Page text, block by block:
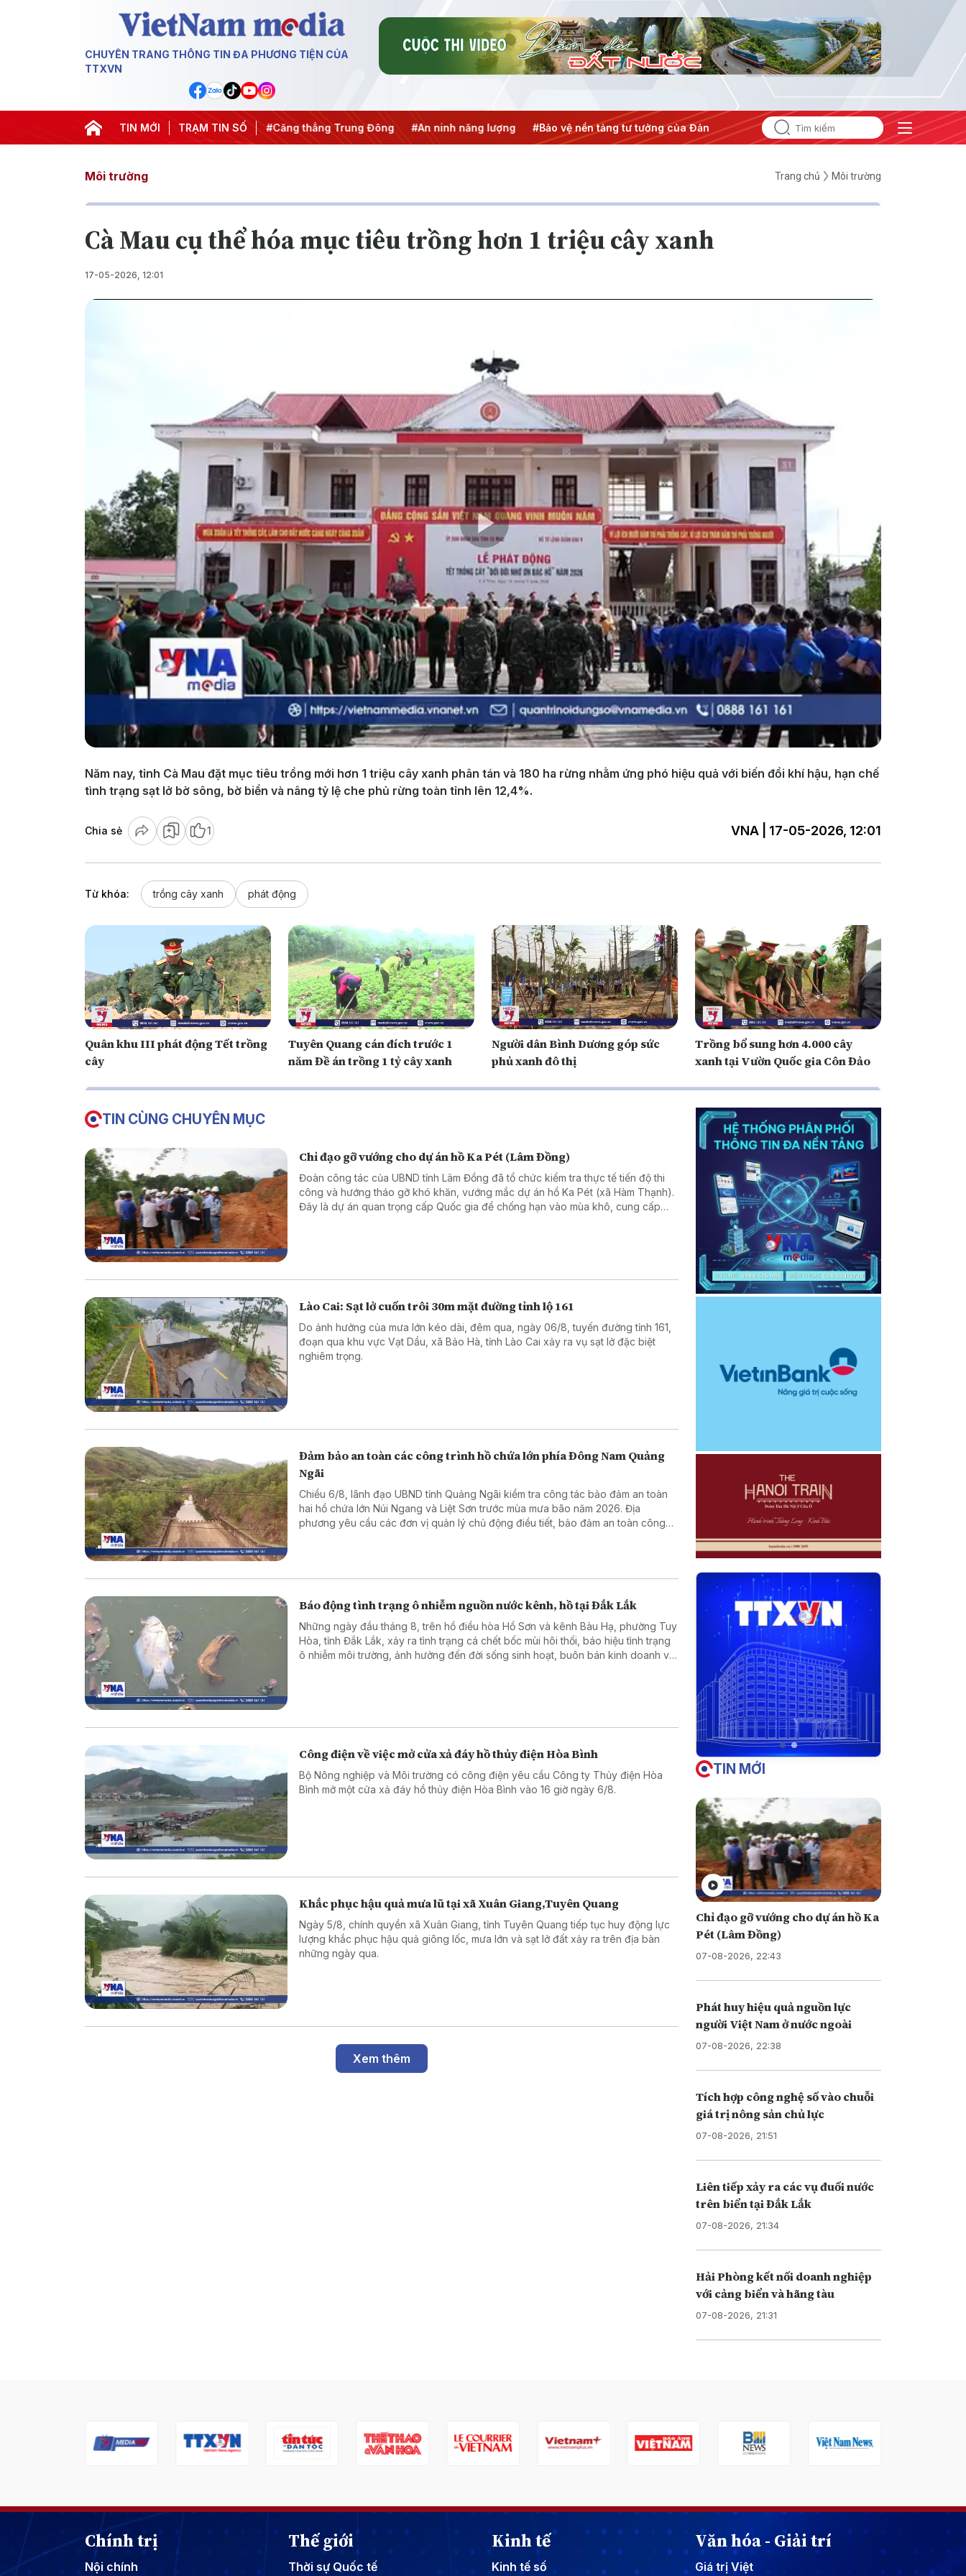
CHUYÊN TRANG THÔNG TIN ĐA PHƯƠNG TIỆN CỦA
TTXVN
TIN MỚI TRẠM TIN SỐ
#Chống khai thác IUU #Căng thẳng Trung Đông #An ninh năng lượng #Bảo vệ nền tảng tư tưởng của Đảng #Hội nghị Trung ương 3
Môi trường Trang chủ Môi trường
Cà Mau cụ thể hóa mục tiêu trồng hơn 1 triệu cây xanh
17-05-2026, 12:01
Play
Video
Năm nay, tỉnh Cà Mau đặt mục tiêu trồng mới hơn 1 triệu cây xanh phân tán và 180 ha rừng nhằm ứng phó hiệu quả với biến đổi khí hậu, hạn chế
tình trạng sạt lở bờ sông, bờ biển và nâng tỷ lệ che phủ rừng toàn tỉnh lên 12,4%.
Chia sẻ 1 VNA | 17-05-2026, 12:01
Từ khóa: trồng cây xanh phát động
Quân khu III phát động Tết trồng
cây
Tuyên Quang cán đích trước 1
năm Đề án trồng 1 tỷ cây xanh
Người dân Bình Dương góp sức
phủ xanh đô thị
Trồng bổ sung hơn 4.000 cây
xanh tại Vườn Quốc gia Côn Đảo
TIN CÙNG CHUYÊN MỤC
Chỉ đạo gỡ vướng cho dự án hồ Ka Pét (Lâm Đồng)
Đoàn công tác của UBND tỉnh Lâm Đồng đã tổ chức kiểm tra thực tế tiến độ thi
công và hướng tháo gỡ khó khăn, vướng mắc dự án hồ Ka Pét (xã Hàm Thạnh).
Đây là dự án quan trọng cấp Quốc gia để chống hạn vào mùa khô, cung cấp
Lào Cai: Sạt lở cuốn trôi 30m mặt đường tỉnh lộ 161
Do ảnh hưởng của mưa lớn kéo dài, đêm qua, ngày 06/8, tuyến đường tỉnh 161,
đoạn qua khu vực Vạt Dầu, xã Bảo Hà, tỉnh Lào Cai xảy ra vụ sạt lở đặc biệt
nghiêm trọng.
Đảm bảo an toàn các công trình hồ chứa lớn phía Đông Nam Quảng
Ngãi
Chiều 6/8, lãnh đạo UBND tỉnh Quảng Ngãi kiểm tra công tác bảo đảm an toàn
hai hồ chứa lớn Núi Ngang và Liệt Sơn trước mùa mưa bão năm 2026. Địa
phương yêu cầu các đơn vị quản lý chủ động điều tiết, bảo đảm an toàn công
Báo động tình trạng ô nhiễm nguồn nước kênh, hồ tại Đắk Lắk
Những ngày đầu tháng 8, trên hồ điều hòa Hồ Sơn và kênh Bàu Hạ, phường Tuy
Hòa, tỉnh Đắk Lắk, xảy ra tình trạng cá chết bốc mùi hôi thối, báo hiệu tình trạng
ô nhiễm môi trường, ảnh hưởng đến đời sống sinh hoạt, buôn bán kinh doanh và
Công điện về việc mở cửa xả đáy hồ thủy điện Hòa Bình
Bộ Nông nghiệp và Môi trường có công điện yêu cầu Công ty Thủy điện Hòa
Bình mở một cửa xả đáy hồ thủy điện Hòa Bình vào 16 giờ ngày 6/8.
Khắc phục hậu quả mưa lũ tại xã Xuân Giang,Tuyên Quang
Ngày 5/8, chính quyền xã Xuân Giang, tỉnh Tuyên Quang tiếp tục huy động lực
lượng khắc phục hậu quả giông lốc, mưa lớn và sạt lở đất xảy ra trên địa bàn
những ngày qua.
Xem thêm
TIN MỚI
Chỉ đạo gỡ vướng cho dự án hồ Ka
Pét (Lâm Đồng)
07-08-2026, 22:43
Phát huy hiệu quả nguồn lực
người Việt Nam ở nước ngoài
07-08-2026, 22:38
Tích hợp công nghệ số vào chuỗi
giá trị nông sản chủ lực
07-08-2026, 21:51
Liên tiếp xảy ra các vụ đuối nước
trên biển tại Đắk Lắk
07-08-2026, 21:34
Hải Phòng kết nối doanh nghiệp
với cảng biển và hãng tàu
07-08-2026, 21:31
Chính trị
Nội chính
Thế giới
Thời sự Quốc tế
Kinh tế
Kinh tế số
Văn hóa - Giải trí
Giá trị Việt